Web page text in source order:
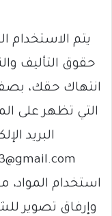
انتهاك حقك،
التي تظهر على
البريد
استخدام
وإرفاق تصوير